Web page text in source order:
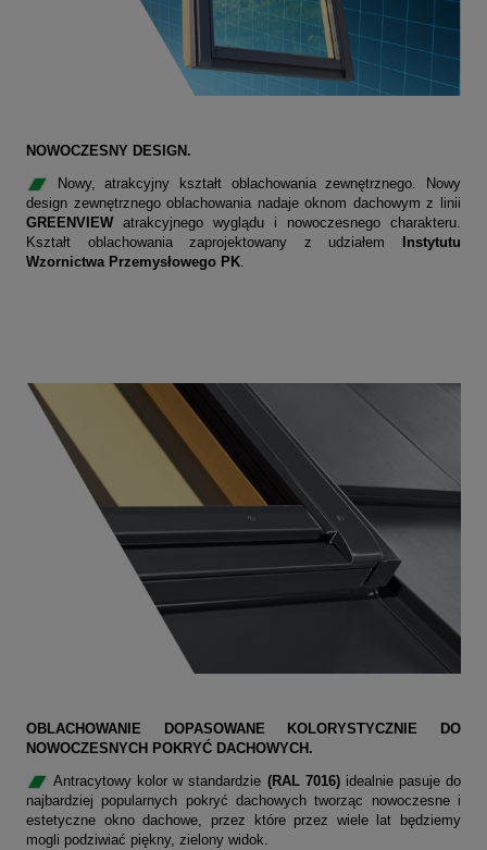
NOWOCZESNY DESIGN.
Nowy, atrakcyjny kształt oblachowania zewnętrznego. Nowy
design zewnętrznego oblachowania nadaje oknom dachowym z linii
GREENVIEW atrakcyjnego wyglądu i nowoczesnego charakteru.
Kształt oblachowania zaprojektowany z udziałem
Instytutu
Wzornictwa Przemysłowego PK.
OBLACHOWANIE DOPASOWANE KOLORYSTYCZNIE DO
NOWOCZESNYCH POKRYĆ DACHOWYCH.
Antracytowy kolor w standardzie (RAL 7016)idealnie pasuje do
najbardziej popularnych pokryć dachowych tworząc nowoczesne i
estetyczne okno dachowe, przez które przez wiele lat będziemy
mogli podziwiać piękny, zielony widok.